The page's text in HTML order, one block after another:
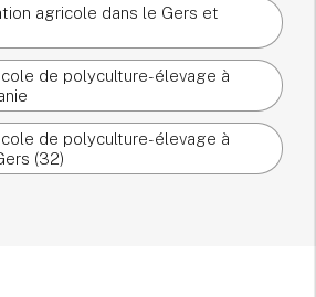
agricole dans le Gers et
de polyculture-élevage à
de polyculture-élevage à
(32)